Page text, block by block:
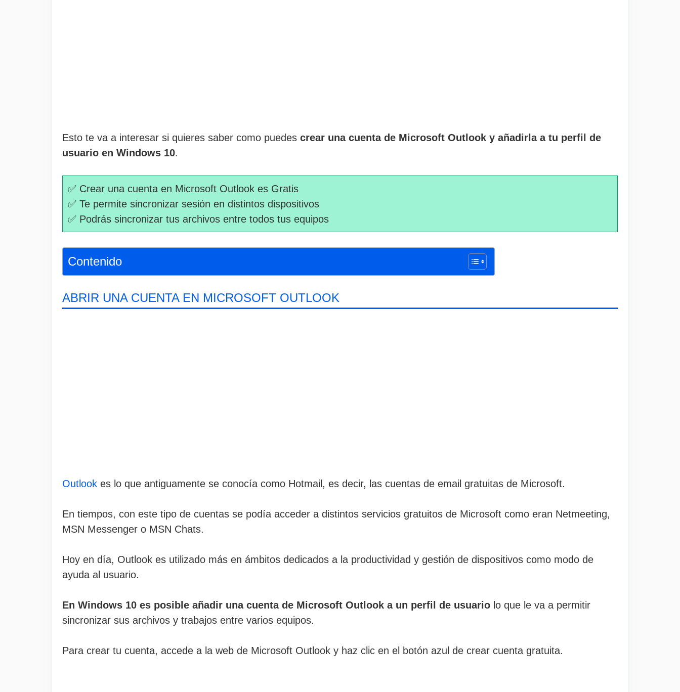
Esto te va a interesar si quieres saber como puedes crear una cuenta de Microsoft Outlook y añadirla a tu perfil de
usuario en Windows 10.
✅ Crear una cuenta en Microsoft Outlook es Gratis
✅ Te permite sincronizar sesión en distintos dispositivos
✅ Podrás sincronizar tus archivos entre todos tus equipos
Contenido
ABRIR UNA CUENTA EN MICROSOFT OUTLOOK
Outlook es lo que antiguamente se conocía como Hotmail, es decir, las cuentas de email gratuitas de Microsoft.
En tiempos, con este tipo de cuentas se podía acceder a distintos servicios gratuitos de Microsoft como eran Netmeeting,
MSN Messenger o MSN Chats.
Hoy en día, Outlook es utilizado más en ámbitos dedicados a la productividad y gestión de dispositivos como modo de
ayuda al usuario.
En Windows 10 es posible añadir una cuenta de Microsoft Outlook a un perfil de usuario lo que le va a permitir
sincronizar sus archivos y trabajos entre varios equipos.
Para crear tu cuenta, accede a la web de Microsoft Outlook y haz clic en el botón azul de crear cuenta gratuita.